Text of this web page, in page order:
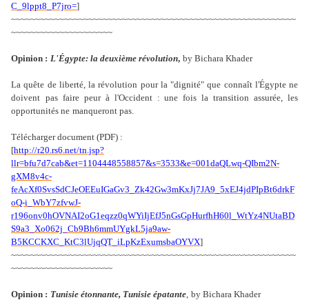
C_9lppt8_P7jro=]
~~~~~~~~~~~~~~~~~~~~~~~~~~~~~~~~~~~~~~~~~~~~~~~~~~~~~~~~~~~
~~~~~~~~~~~~~~~~~~~~~
Opinion : L'Égypte: la deuxième révolution, by Bichara Khader
La quête de liberté, la révolution pour la "dignité" que connaît l'Égypte ne
doivent pas faire peur à l'Occident : une fois la transition assurée, les
opportunités ne manqueront pas.
Télécharger document (PDF) :
[http://r20.rs6.net/tn.jsp?
llr=bfu7d7cab&et=1104448558857&s=3533&e=001daQLwq-QIbm2N-
gXM8v4c-
feAcXf0SvsSdCJeOEEuIGaGv3_Zk42Gw3mKxJj7JA9_5xEJ4jdPIpBt6drkF
oQ-i_WbY7zfvwJ-
r196onv0hOVNAI2oG1eqzz0qWYiIjEfJ5nGsGpHurfhH60l_WtYz4NUtaBD
S9a3_Xo062j_Cb9Bh6mmUYgkL5ja9aw-
B5KCCKXC_KtC3lUjqQT_iLpKzExumsbaOYVX]
~~~~~~~~~~~~~~~~~~~~~~~~~~~~~~~~~~~~~~~~~~~~~~~~~~~~~~~~~~~
~~~~~~~~~~~~~~~~~~~~~
Opinion : Tunisie étonnante, Tunisie épatante, by Bichara Khader